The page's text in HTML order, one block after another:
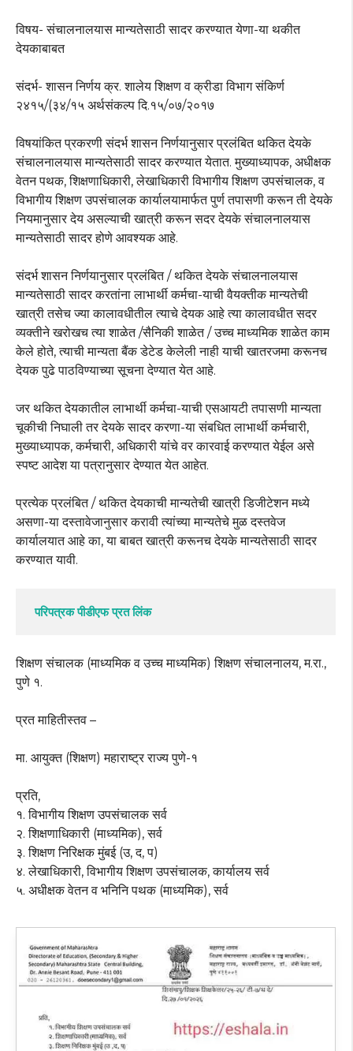
विषय- संचालनालयास मान्यतेसाठी सादर करण्यात येणा-या थकीत
देयकाबाबत
संदर्भ- शासन निर्णय क्र. शालेय शिक्षण व क्रीडा विभाग संकिर्ण
२४१५/(३४/१५ अर्थसंकल्प दि.१५/०७/२०१७
विषयांकित प्रकरणी संदर्भ शासन निर्णयानुसार प्रलंबित थकित देयके
संचालनालयास मान्यतेसाठी सादर करण्यात येतात. मुख्याध्यापक, अधीक्षक
वेतन पथक, शिक्षणाधिकारी, लेखाधिकारी विभागीय शिक्षण उपसंचालक, व
विभागीय शिक्षण उपसंचालक कार्यालयामार्फत पुर्ण तपासणी करून ती देयके
नियमानुसार देय असल्याची खात्री करून सदर देयके संचालनालयास
मान्यतेसाठी सादर होणे आवश्यक आहे.
संदर्भ शासन निर्णयानुसार प्रलंबित / थकित देयके संचालनालयास
मान्यतेसाठी सादर करतांना लाभार्थी कर्मचा-याची वैयक्तीक मान्यतेची
खात्री तसेच ज्या कालावधीतील त्याचे देयक आहे त्या कालावधीत सदर
व्यक्तीने खरोखच त्या शाळेत /सैनिकी शाळेत / उच्च माध्यमिक शाळेत काम
केले होते, त्याची मान्यता बैंक डेटेड केलेली नाही याची खातरजमा करूनच
देयक पुढे पाठविण्याच्या सूचना देण्यात येत आहे.
जर थकित देयकातील लाभार्थी कर्मचा-याची एसआयटी तपासणी मान्यता
चूकीची निघाली तर देयके सादर करणा-या संबधित लाभार्थी कर्मचारी,
मुख्याध्यापक, कर्मचारी, अधिकारी यांचे वर कारवाई करण्यात येईल असे
स्पष्ट आदेश या पत्रानुसार देण्यात येत आहेत.
प्रत्येक प्रलंबित / थकित देयकाची मान्यतेची खात्री डिजीटेशन मध्ये
असणा-या दस्तावेजानुसार करावी त्यांच्या मान्यतेचे मुळ दस्तवेज
कार्यालयात आहे का, या बाबत खात्री करूनच देयके मान्यतेसाठी सादर
करण्यात यावी.
परिपत्रक पीडीएफ प्रत लिंक
शिक्षण संचालक (माध्यमिक व उच्च माध्यमिक) शिक्षण संचालनालय, म.रा.,
पुणे १.
प्रत माहितीस्तव –
मा. आयुक्त (शिक्षण) महाराष्ट्र राज्य पुणे-१
प्रति,
१. विभागीय शिक्षण उपसंचालक सर्व
२. शिक्षणाधिकारी (माध्यमिक), सर्व
३. शिक्षण निरिक्षक मुंबई (उ, द, प)
४. लेखाधिकारी, विभागीय शिक्षण उपसंचालक, कार्यालय सर्व
५. अधीक्षक वेतन व भनिनि पथक (माध्यमिक), सर्व